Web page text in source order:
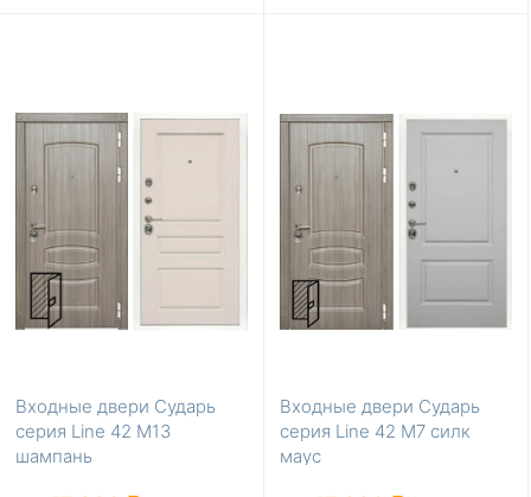
Входные двери Сударь
серия Line 42 М13
шампань
Входные двери Сударь
серия Line 42 М7 силк
маус